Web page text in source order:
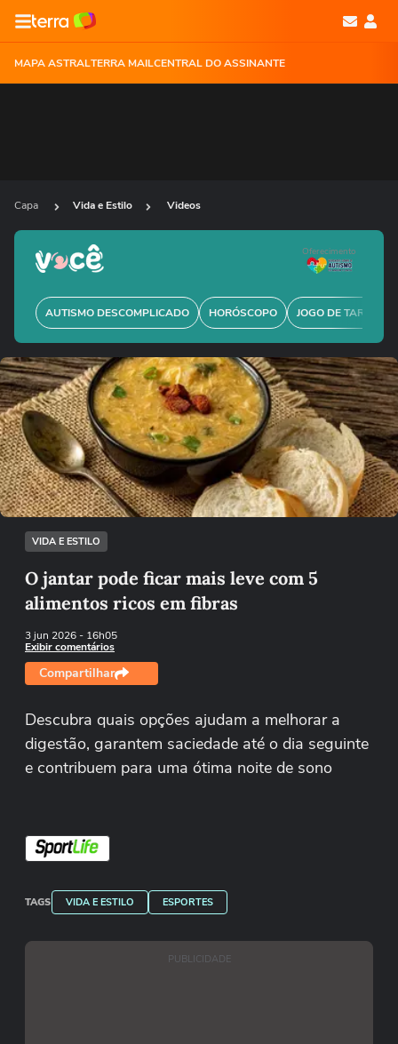
MAPA ASTRALTERRA MAILCENTRAL DO ASSINANTE
Capa Vida e Estilo Videos
AUTISMO DESCOMPLICADO HORÓSCOPO JOGO DE TARÔ
Oferecimento
Ops!
Não foi possível reproduzir o vídeo
Tentar novamente
VIDA E ESTILO
O jantar pode ficar mais leve com 5
alimentos ricos em fibras
3 jun 2026- 16h05
Exibir comentários
Compartilhar
Descubra quais opções ajudam a melhorar a
digestão, garantem saciedade até o dia seguinte
e contribuem para uma ótima noite de sono
TAGS VIDA E ESTILO ESPORTES
PUBLICIDADE